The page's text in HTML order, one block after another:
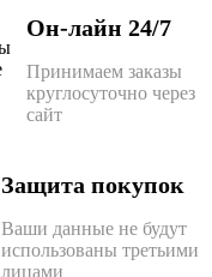
Он-лайн 24/7
Принимаем заказы
круглосуточно через
сайт
Защита покупок
Ваши данные не будут
использованы третьими
лицами